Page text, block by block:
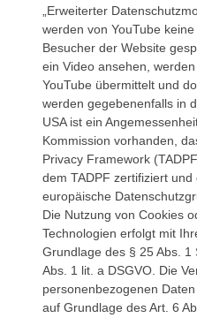
„Erweiterter
werden von YouTube
Besucher der Website
ein Video ansehen,
YouTube übermittelt und
werden gegebenenfalls in
USA ist ein
Kommission vorhanden,
Privacy Framework
dem TADPF zertifiziert und
europäische
Die Nutzung von Cookies
Technologien erfolgt mit
Grundlage des § 25 Abs. 1
Abs. 1 lit. a DSGVO. Die
personenbezogenen
auf Grundlage des Art. 6